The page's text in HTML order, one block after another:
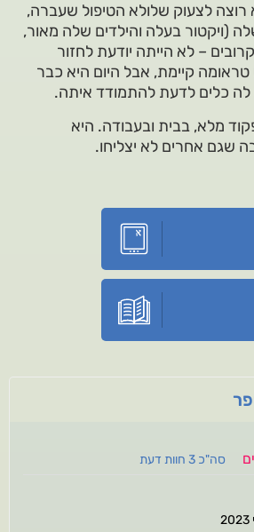
רוצה לצעוק שלולא הטיפול שעברה,
(ויקטור בעלה והילדים שלה מאור,
– לא הייתה יודעת לחזור
טראומה קיימת, אבל היום היא כבר
כלים לדעת להתמודד איתה.
מלא, בבית ובעבודה. היא
שגם אחרים לא יצליחו.
סה"כ 3 חוות דעת